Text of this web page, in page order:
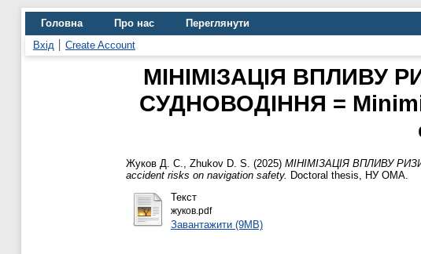
Головна Про нас
Переглянути
Вхід
Create Account
МІНІМІЗАЦІЯ ВПЛИВУ
СУДНОВОДІННЯ =
Жуков Д. С., Zhukov D. S. (2025) МІНІМІЗАЦІЯ ВПЛИВУ
accident risks on navigation safety. Doctoral thesis, НУ ОМА.
Текст
жуков.pdf
Завантажити (9MB)